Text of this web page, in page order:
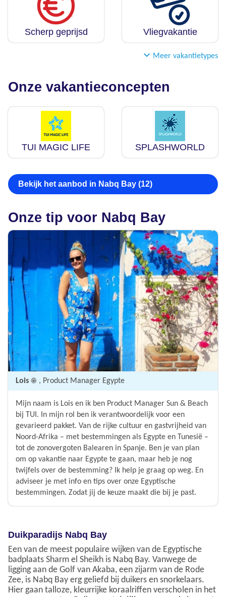
Scherp geprijsd Vliegvakantie
Meer vakantietypes
Onze vakantieconcepten
TUI MAGIC LIFE SPLASHWORLD
Bekijk het aanbod in Nabq Bay (12)
Onze tip voor Nabq Bay
Lois ☀️ , Product Manager Egypte
Mijn naam is Lois en ik ben Product Manager Sun & Beach
bij TUI. In mijn rol ben ik verantwoordelijk voor een
gevarieerd pakket. Van de rijke cultuur en gastvrijheid van
Noord-Afrika – met bestemmingen als Egypte en Tunesië –
tot de zonovergoten Balearen in Spanje. Ben je van plan
om op vakantie naar Egypte te gaan, maar heb je nog
twijfels over de bestemming? Ik help je graag op weg. En
adviseer je met info en tips over onze Egyptische
bestemmingen. Zodat jij de keuze maakt die bij je past.
Duikparadijs Nabq Bay
Een van de meest populaire wijken van de Egyptische
badplaats Sharm el Sheikh is Nabq Bay. Vanwege de
ligging aan de Golf van Akaba, een zijarm van de Rode
Zee, is Nabq Bay erg geliefd bij duikers en snorkelaars.
Hier gaan talloze, kleurrijke koraalriffen verscholen in het